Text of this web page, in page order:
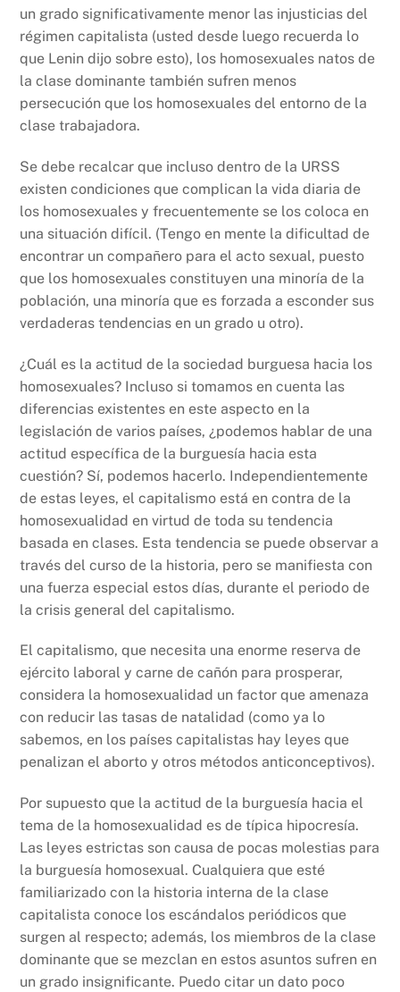
un grado significativamente menor las injusticias del
régimen capitalista (usted desde luego recuerda lo
que Lenin dijo sobre esto), los homosexuales natos de
la clase dominante también sufren menos
persecución que los homosexuales del entorno de la
clase trabajadora.
Se debe recalcar que incluso dentro de la URSS
existen condiciones que complican la vida diaria de
los homosexuales y frecuentemente se los coloca en
una situación difícil. (Tengo en mente la dificultad de
encontrar un compañero para el acto sexual, puesto
que los homosexuales constituyen una minoría de la
población, una minoría que es forzada a esconder sus
verdaderas tendencias en un grado u otro).
¿Cuál es la actitud de la sociedad burguesa hacia los
homosexuales? Incluso si tomamos en cuenta las
diferencias existentes en este aspecto en la
legislación de varios países, ¿podemos hablar de una
actitud específica de la burguesía hacia esta
cuestión? Sí, podemos hacerlo. Independientemente
de estas leyes, el capitalismo está en contra de la
homosexualidad en virtud de toda su tendencia
basada en clases. Esta tendencia se puede observar a
través del curso de la historia, pero se manifiesta con
una fuerza especial estos días, durante el periodo de
la crisis general del capitalismo.
El capitalismo, que necesita una enorme reserva de
ejército laboral y carne de cañón para prosperar,
considera la homosexualidad un factor que amenaza
con reducir las tasas de natalidad (como ya lo
sabemos, en los países capitalistas hay leyes que
penalizan el aborto y otros métodos anticonceptivos).
Por supuesto que la actitud de la burguesía hacia el
tema de la homosexualidad es de típica hipocresía.
Las leyes estrictas son causa de pocas molestias para
la burguesía homosexual. Cualquiera que esté
familiarizado con la historia interna de la clase
capitalista conoce los escándalos periódicos que
surgen al respecto; además, los miembros de la clase
dominante que se mezclan en estos asuntos sufren en
un grado insignificante. Puedo citar un dato poco